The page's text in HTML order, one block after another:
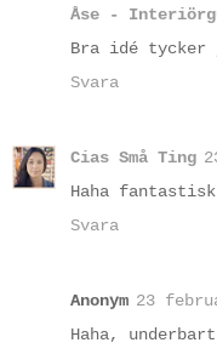
Åse -
Bra idé tycker
Svara
Cias Små Ting
Haha
Svara
Anonym 23
Haha,